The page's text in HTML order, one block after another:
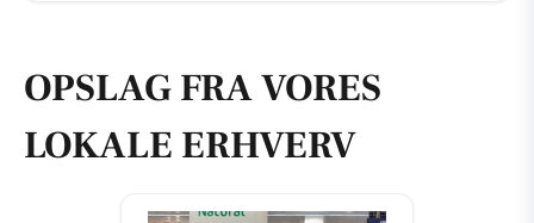
OPSLAG FRA VORES
LOKALE ERHVERV